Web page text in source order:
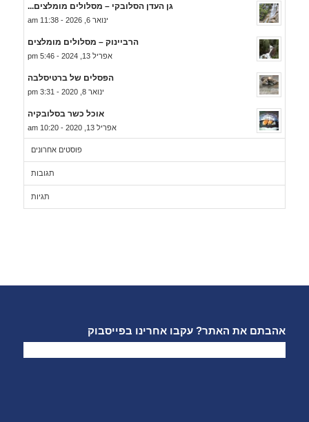
גן העדן הסלובקי – מסלולים מומלצים...
ינואר 6, 2026 - 11:38 am
הרביינוק – מסלולים מומלצים
אפריל 13, 2024 - 5:46 pm
הפסלים של ברטיסלבה
ינואר 8, 2020 - 3:31 pm
אוכל כשר בסלובקיה
אפריל 13, 2020 - 10:20 am
פוסטים אחרונים
תגובות
תגיות
אהבתם את האתר? עקבו אחרינו בפייסבוק